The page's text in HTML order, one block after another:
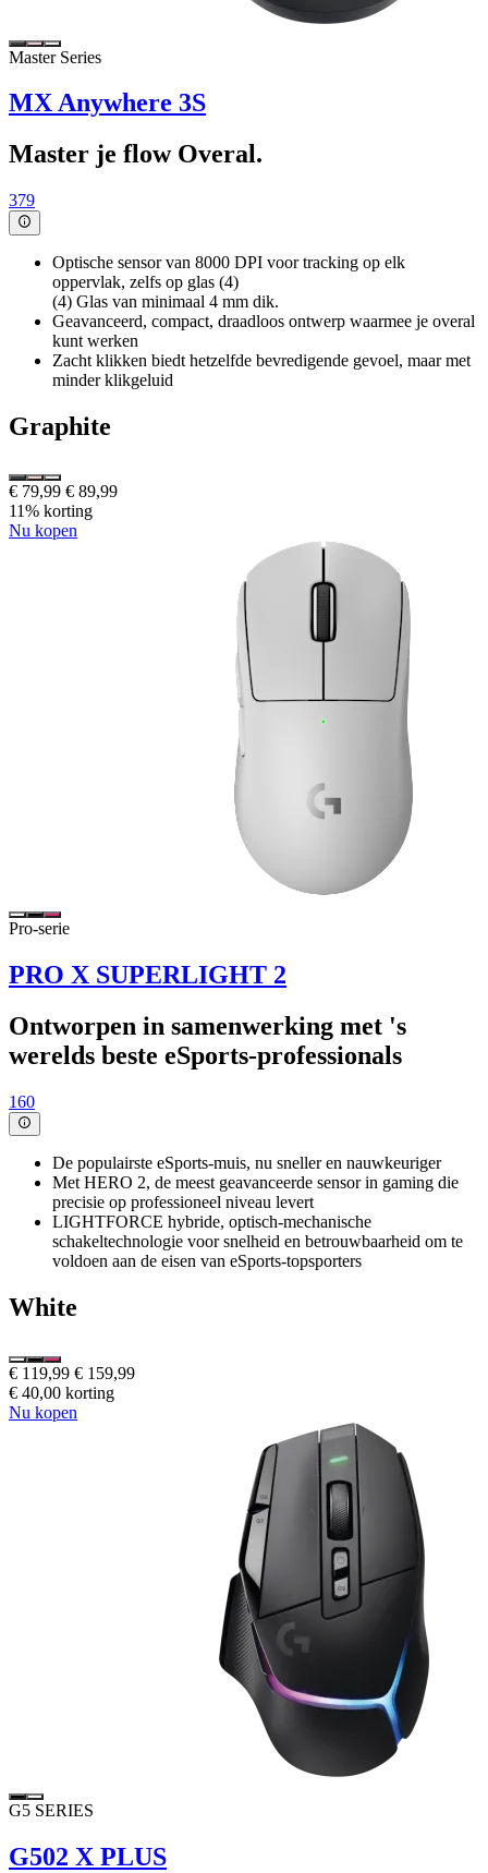
Master Series
MX Anywhere 3S
Master je flow Overal.
379
Optische sensor van 8000 DPI voor tracking op elk
oppervlak, zelfs op glas (4)
(4) Glas van minimaal 4 mm dik.
Geavanceerd, compact, draadloos ontwerp waarmee je overal
kunt werken
Zacht klikken biedt hetzelfde bevredigende gevoel, maar met
minder klikgeluid
Graphite
€ 79,99 € 89,99
11% korting
Nu kopen
Pro-serie
PRO X SUPERLIGHT 2
Ontworpen in samenwerking met 's
werelds beste eSports-professionals
160
De populairste eSports-muis, nu sneller en nauwkeuriger
Met HERO 2, de meest geavanceerde sensor in gaming die
precisie op professioneel niveau levert
LIGHTFORCE hybride, optisch-mechanische
schakeltechnologie voor snelheid en betrouwbaarheid om te
voldoen aan de eisen van eSports-topsporters
White
€ 119,99 € 159,99
€ 40,00 korting
Nu kopen
G5 SERIES
G502 X PLUS